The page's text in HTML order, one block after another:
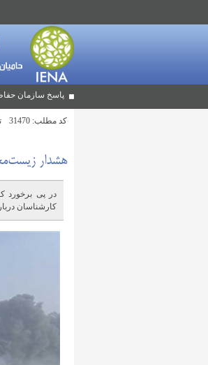
پاسخ سازمان
کد مطلب:
هشدار
در پی برخورد
کارشناسان